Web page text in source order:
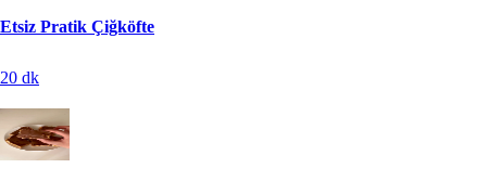
Etsiz Pratik Çiğköfte
20 dk